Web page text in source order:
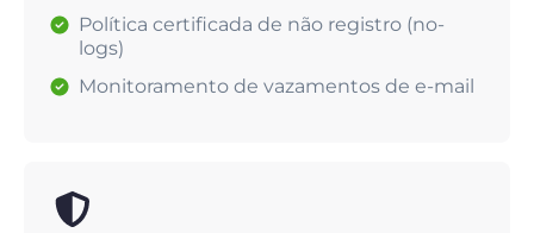
Política certificada de não registro (no-
logs)
Monitoramento de vazamentos de e-mail